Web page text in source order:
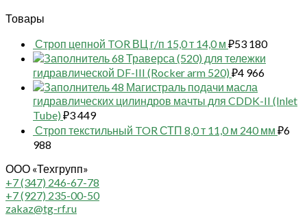
Товары
Строп цепной TOR ВЦ г/п 15,0 т 14,0 м ₽53 180
68 Траверса (520) для тележки
гидравлической DF-III (Rocker arm 520) ₽4 966
48 Магистраль подачи масла
гидравлических цилиндров мачты для CDDK-II (Inlet
Tube) ₽3 449
Строп текстильный TOR СТП 8,0 т 11,0 м 240 мм ₽6
988
ООО «Техгрупп»
+7 (347) 246-67-78
+7 (927) 235-00-50
zakaz@tg-rf.ru